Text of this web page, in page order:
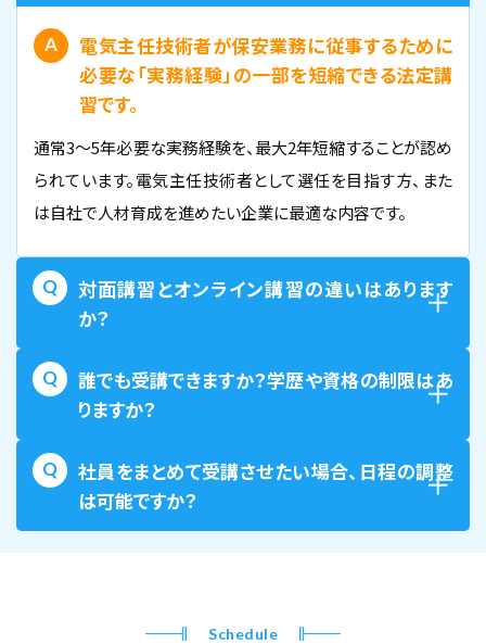
(オンライン視聴期間1月30日～2月20日)
空席あり
東京校
2027年3月25日（木）
【オンライン】保安管理業務講習 3月25日開催
(オンライン視聴期間3月3日～3月24日)
東京校
高圧受変電設備入門講習（竣工編） 8月15
電気主任技術者が保安業務に従事するために
必要な「実務経験」の一部を短縮できる法定講
習です。
通常3〜5年必要な実務経験を、最大2年短縮することが認め
られています。電気主任技術者として選任を目指す方、また
は自社で人材育成を進めたい企業に最適な内容です。
対面講習とオンライン講習の違いはあります
か？
誰でも受講できますか？学歴や資格の制限はあ
りますか？
社員をまとめて受講させたい場合、日程の調整
は可能ですか？
Schedule